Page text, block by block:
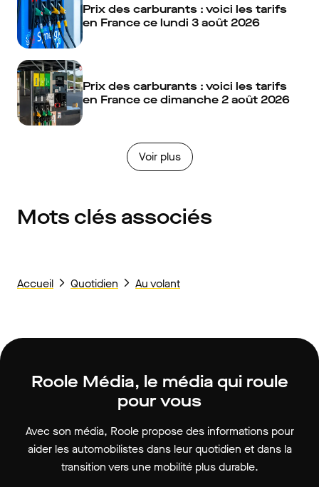
Prix des carburants : voici les tarifs
en France ce lundi 3 août 2026
Prix des carburants : voici les tarifs
en France ce dimanche 2 août 2026
Voir plus
Mots clés associés
Accueil Quotidien Au volant
Roole Média, le média qui roule
pour vous
Avec son média, Roole propose des informations pour
aider les automobilistes dans leur quotidien et dans la
transition vers une mobilité plus durable.